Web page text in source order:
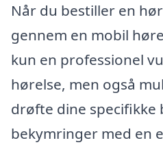
Når du bestiller en
gennem en mobil
kun en professionel
hørelse, men også
drøfte dine specifikke
bekymringer med en